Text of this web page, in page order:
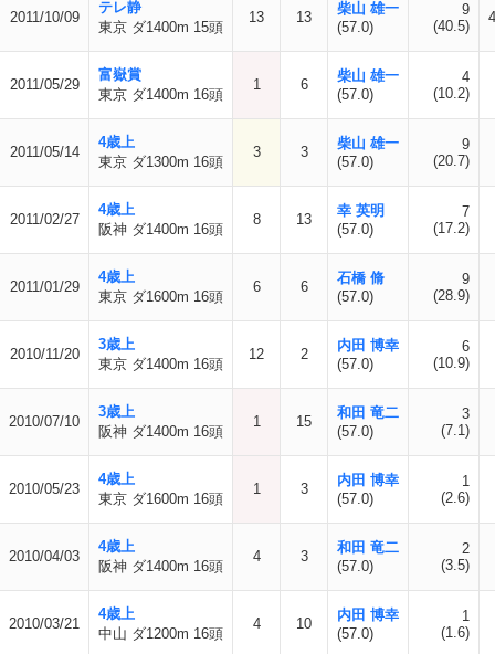
2011/10/09
テレ静
東京 ダ1400m 15頭
13 13
柴山 雄一
(57.0)
9
(40.5)
2011/05/29
富嶽賞
東京 ダ1400m 16頭
1 6
柴山 雄一
(57.0)
4
(10.2)
2011/05/14
4歳上
東京 ダ1300m 16頭
3 3
柴山 雄一
(57.0)
9
(20.7)
2011/02/27
4歳上
阪神 ダ1400m 16頭
8 13
幸 英明
(57.0)
7
(17.2)
2011/01/29
4歳上
東京 ダ1600m 16頭
6 6
石橋 脩
(57.0)
9
(28.9)
2010/11/20
3歳上
東京 ダ1400m 16頭
12 2
内田 博幸
(57.0)
6
(10.9)
2010/07/10
3歳上
阪神 ダ1400m 16頭
1 15
和田 竜二
(57.0)
3
(7.1)
2010/05/23
4歳上
東京 ダ1600m 16頭
1 3
内田 博幸
(57.0)
1
(2.6)
2010/04/03
4歳上
阪神 ダ1400m 16頭
4 3
和田 竜二
(57.0)
2
(3.5)
2010/03/21
4歳上
中山 ダ1200m 16頭
4 10
内田 博幸
(57.0)
1
(1.6)